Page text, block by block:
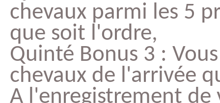
chevaux parmi les 5
que soit l'ordre,
Quinté Bonus 3 :
chevaux de l'arrivée
A l'enregistrement de